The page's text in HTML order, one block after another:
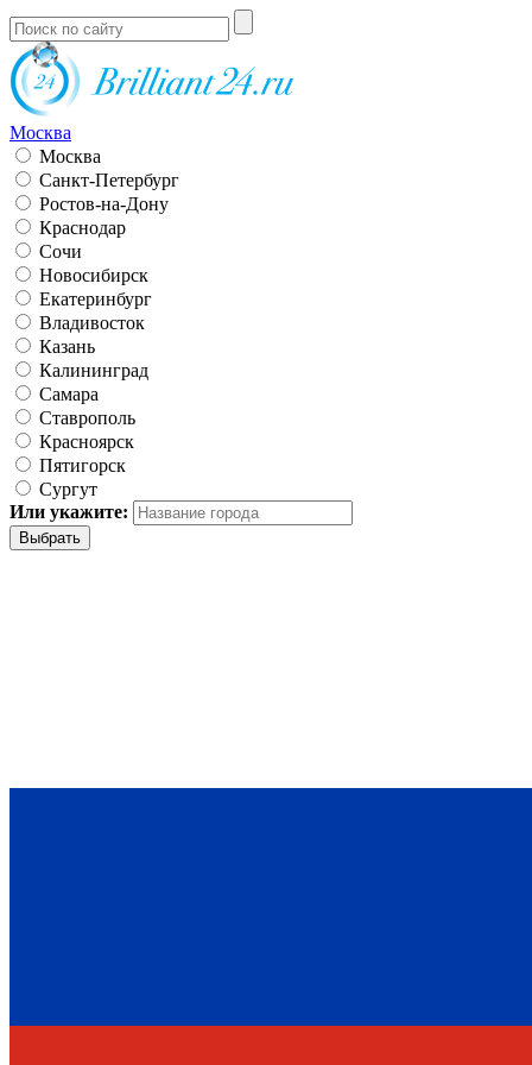
Москва
Москва
Санкт-Петербург
Ростов-на-Дону
Краснодар
Сочи
Новосибирск
Екатеринбург
Владивосток
Казань
Калининград
Самара
Ставрополь
Красноярск
Пятигорск
Сургут
Или укажите: